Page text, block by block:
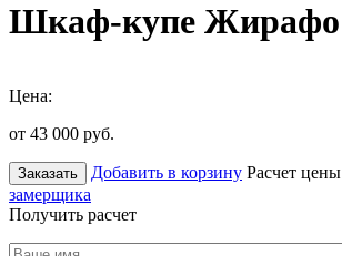
Шкаф-купе Жирафо
Цена:
от 43 000 руб.
Заказать Добавить в корзину Расчет цены
замерщика
Получить расчет